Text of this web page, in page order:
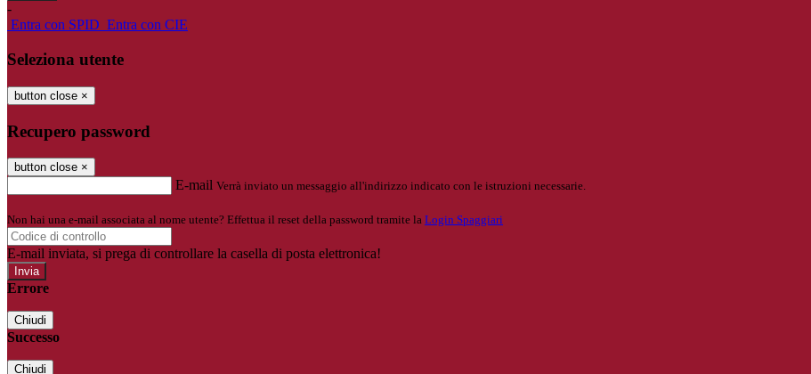
-
Entra con SPID Entra con CIE
Seleziona utente
button close ×
Recupero password
button close ×
E-mail Verrà inviato un messaggio all'indirizzo indicato con le istruzioni necessarie.
Non hai una e-mail associata al nome utente? Effettua il reset della password tramite la Login Spaggiari
E-mail inviata, si prega di controllare la casella di posta elettronica!
Errore
Chiudi
Successo
Chiudi